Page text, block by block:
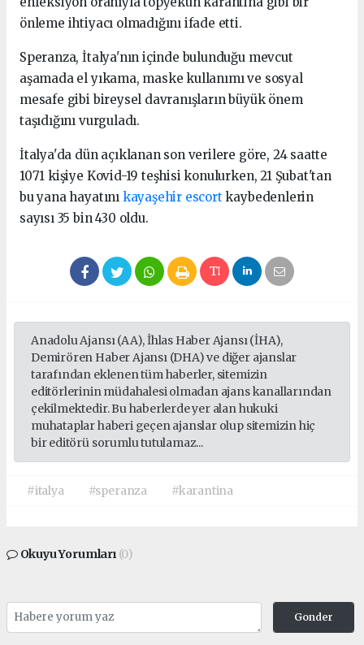
önleme ihtiyacı olmadığını ifade etti.
Speranza, İtalya'nın içinde bulunduğu mevcut
aşamada el yıkama, maske kullanımı ve sosyal
mesafe gibi bireysel davranışların büyük önem
taşıdığını vurguladı.
İtalya'da dün açıklanan son verilere göre, 24 saatte
1071 kişiye Kovid-19 teşhisi konulurken, 21 Şubat'tan
bu yana hayatını kayaşehir escort kaybedenlerin
sayısı 35 bin 430 oldu.
Anadolu Ajansı (AA), İhlas Haber Ajansı (İHA),
Demirören Haber Ajansı (DHA) ve diğer ajanslar
tarafından eklenen tüm haberler, sitemizin
editörlerinin müdahalesi olmadan ajans kanallarından
çekilmektedir. Bu haberlerde yer alan hukuki
muhataplar haberi geçen ajanslar olup sitemizin hiç
bir editörü sorumlu tutulamaz...
#italya #speranza #karantina
Okuyu Yorumları (0)
Gonder